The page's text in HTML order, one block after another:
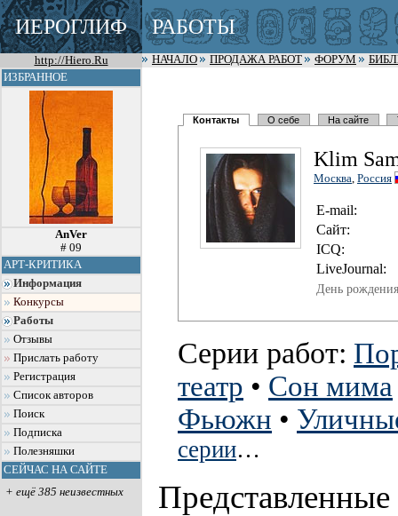
ИЕРОГЛИФ РАБОТЫ
http://Hiero.Ru НАЧАЛО ПРОДАЖА РАБОТ ФОРУМ
ИЗБРАННОЕ
AnVer
# 09
АРТ-КРИТИКА
Информация
Конкурсы
Работы
Отзывы
Прислать работу
Регистрация
Список авторов
Поиск
Подписка
Полезняшки
СЕЙЧАС НА САЙТЕ
+ ещё 385 неизвестных
Контакты О себе На сайте
Klim
Москва, Россия
E-mail:
Сайт:
ICQ:
LiveJournal:
День
Серии работ:
театр • Сон мима
Фьюжн •
серии…